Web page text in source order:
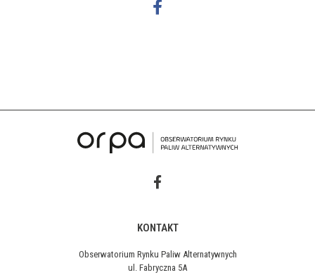
KONTAKT
Obserwatorium Rynku Paliw Alternatywnych
ul. Fabryczna 5A